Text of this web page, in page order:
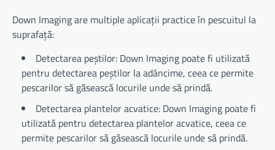
Down Imaging are multiple aplicații practice în pescuitul la
suprafață:
Detectarea peștilor: Down Imaging poate fi utilizată
pentru detectarea peștilor la adâncime, ceea ce permite
pescarilor să găsească locurile unde să prindă.
Detectarea plantelor acvatice: Down Imaging poate fi
utilizată pentru detectarea plantelor acvatice, ceea ce
permite pescarilor să găsească locurile unde să prindă.